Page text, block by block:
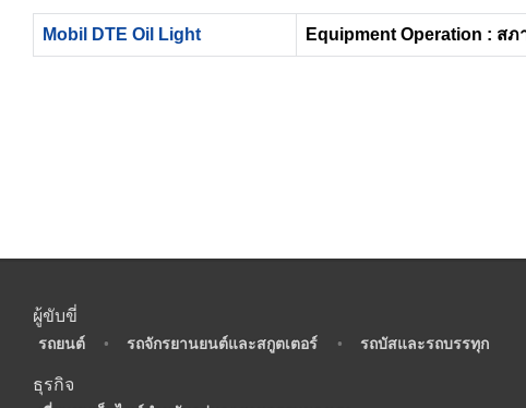
Mobil DTE Oil Light Equipment Operation : ส
ผู้ขับขี่
รถยนต์ • รถจักรยานยนต์และสกูตเตอร์ • รถบัสและรถบรรทุก
ธุรกิจ